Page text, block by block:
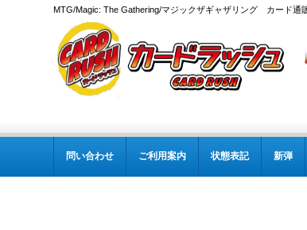
MTG/Magic: The Gathering/マジックザギャザリング カード通
問い合わせ ご利用案内 状態表記 新弾